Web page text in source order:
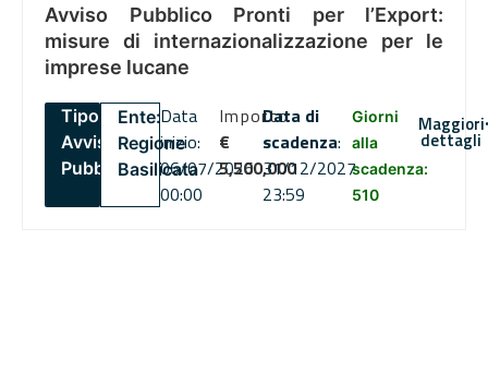
Avviso Pubblico Pronti per l’Export:
misure di internazionalizzazione per le
imprese lucane
Tipo:
Avviso
Pubblico
Ente:
Regione
Basilicata
Data
inizio:
06/07/2026
00:00
Importo
€
5,500,000
Data di
scadenza:
31/12/2027
23:59
Giorni
alla
scadenza:
510
Maggiori
dettagli